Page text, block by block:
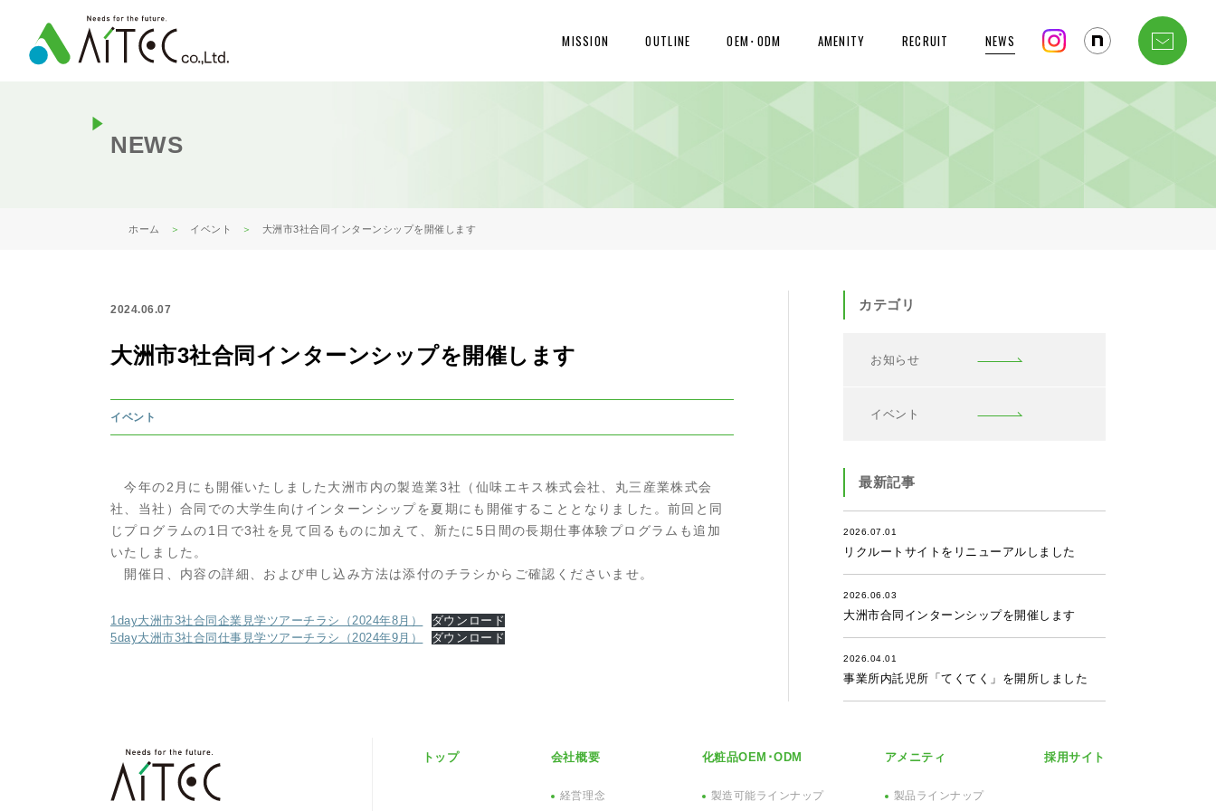
MISSION OUTLINE OEM･ODM AMENITY RECRUIT NEWS
NEWS
ホーム イベント 大洲市3社合同インターンシップを開催します
2024.06.07
大洲市3社合同インターンシップを開催します
イベント
今年の2月にも開催いたしました大洲市内の製造業3社（仙味エキス株式会社、丸三産業株式会
社、当社）合同での大学生向けインターンシップを夏期にも開催することとなりました。前回と同
じプログラムの1日で3社を見て回るものに加えて、新たに5日間の長期仕事体験プログラムも追加
いたしました。
開催日、内容の詳細、および申し込み方法は添付のチラシからご確認くださいませ。
1day大洲市3社合同企業見学ツアーチラシ（2024年8月）
ダウンロード
5day大洲市3社合同仕事見学ツアーチラシ（2024年9月）
ダウンロード
カテゴリ
お知らせ
イベント
最新記事
2026.07.01
リクルートサイトをリニューアルしました
2026.06.03
大洲市合同インターンシップを開催します
2026.04.01
事業所内託児所「てくてく」を開所しました
トップ 会社概要
経営理念
化粧品OEM･ODM
製造可能ラインナップ
アメニティ
製品ラインナップ
採用サイト